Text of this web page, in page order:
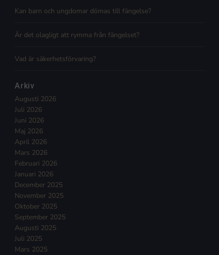
Kan barn och ungdomar dömas till fängelse?
Är det olagligt att rymma från fängelset?
Vad är säkerhetsförvaring?
Arkiv
Augusti 2026
Juli 2026
Juni 2026
Maj 2026
April 2026
Mars 2026
Februari 2026
Januari 2026
December 2025
November 2025
Oktober 2025
September 2025
Augusti 2025
Juli 2025
Mars 2025